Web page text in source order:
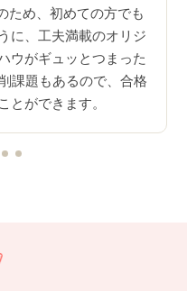
ため、初めての方でも
に、工夫満載のオリジ
ウがギュッとつまった
課題もあるので、合格
とができます。